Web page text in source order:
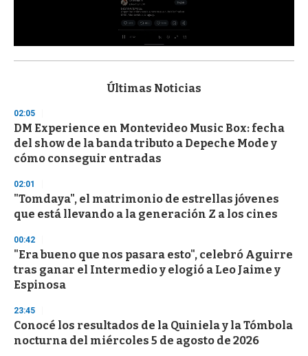
s
d
s
o
f
3
s
e
o
d
s
Últimas Noticias
02:05
DM Experience en Montevideo Music Box: fecha
del show de la banda tributo a Depeche Mode y
cómo conseguir entradas
02:01
"Tomdaya", el matrimonio de estrellas jóvenes
que está llevando a la generación Z a los cines
00:42
"Era bueno que nos pasara esto", celebró Aguirre
tras ganar el Intermedio y elogió a Leo Jaime y
Espinosa
23:45
Conocé los resultados de la Quiniela y la Tómbola
nocturna del miércoles 5 de agosto de 2026